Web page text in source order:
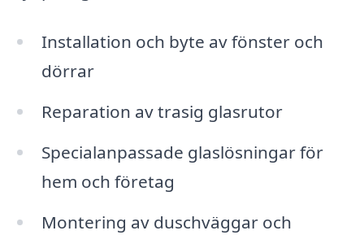
Installation och byte av fönster och
dörrar
Reparation av trasig glasrutor
Specialanpassade glaslösningar för
hem och företag
Montering av duschväggar och